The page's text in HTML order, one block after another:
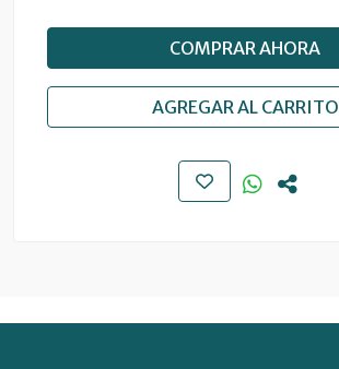
COMPRAR AHORA
AGREGAR AL CARRITO